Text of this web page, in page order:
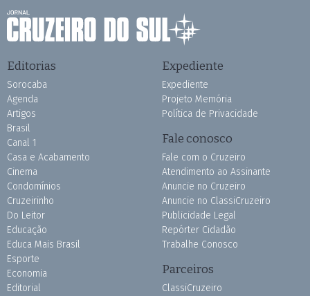
Editorias
Sorocaba
Agenda
Artigos
Brasil
Canal 1
Casa e Acabamento
Cinema
Condomínios
Cruzeirinho
Do Leitor
Educação
Educa Mais Brasil
Esporte
Economia
Editorial
Expediente
Expediente
Projeto Memória
Política de Privacidade
Fale conosco
Fale com o Cruzeiro
Atendimento ao Assinante
Anuncie no Cruzeiro
Anuncie no ClassiCruzeiro
Publicidade Legal
Repórter Cidadão
Trabalhe Conosco
Parceiros
ClassiCruzeiro